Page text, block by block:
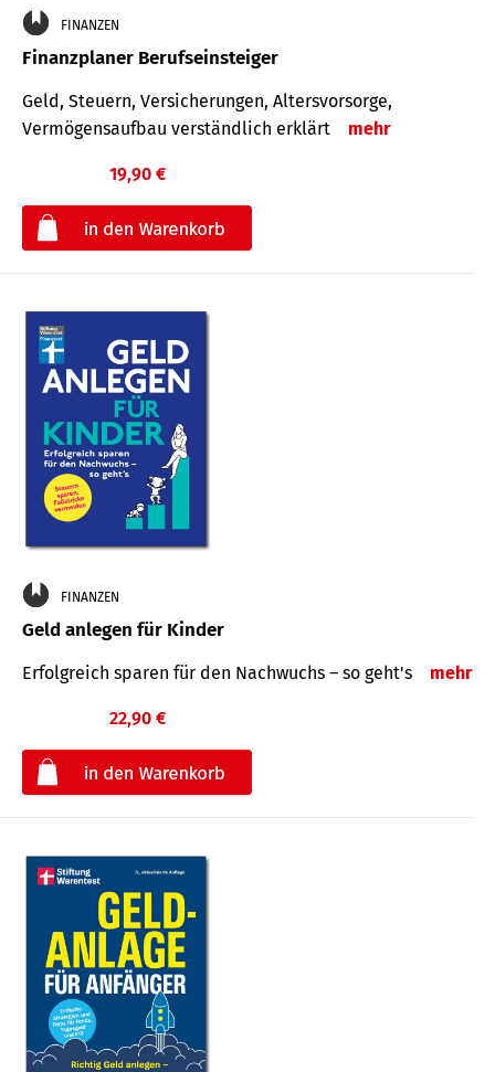
FINANZEN
Finanzplaner Berufseinsteiger
Geld, Steuern, Versicherungen, Altersvorsorge,
Vermögensaufbau verständlich erklärt
mehr
19,90 €
FINANZEN
Geld anlegen für Kinder
Erfolgreich sparen für den Nachwuchs – so geht's mehr
22,90 €